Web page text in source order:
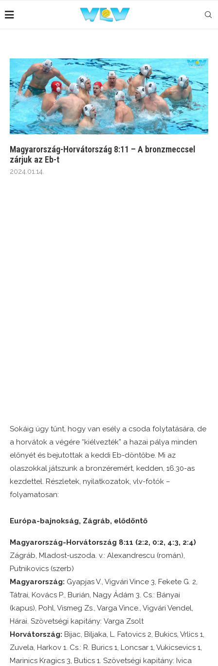
Magyarország-Horvátország 8:11 – A bronzmeccsel
zárjuk az Eb-t
2024.01.14.
Sokáig úgy tűnt, hogy van esély a csoda folytatására, de
a horvátok a végére “kiélvezték” a hazai pálya minden
előnyét és bejutottak a keddi Eb-döntőbe. Mi az
olaszokkal játszunk a bronzéremért, kedden, 16.30-as
kezdettel. Részletek, nyilatkozatok, vlv-fotók –
folyamatosan:
Európa-bajnokság, Zágráb, elődöntő
Magyarország-Horvátország 8:11 (2:2, 0:2, 4:3, 2:4)
Zágráb, Mladost-uszoda. v.: Alexandrescu (román),
Putnikovics (szerb)
Magyarország: Gyapjas V., Vigvári Vince 3, Fekete G. 2,
Tátrai, Kovács P., Burián, Nagy Ádám 3. Cs.: Bányai
(kapus), Pohl, Vismeg Zs., Varga Vince., Vigvári Vendel,
Hárai. Szövetségi kapitány: Varga Zsolt
Horvátország: Bijac, Biljaka, L. Fatovics 2, Bukics, Vrlics 1,
Zuvela, Harkov 1. Cs.: R. Burics 1, Loncsar 1, Vukicsevics 1,
Marinics Kragics 3, Butics 1. Szövetségi kapitány: Ivica